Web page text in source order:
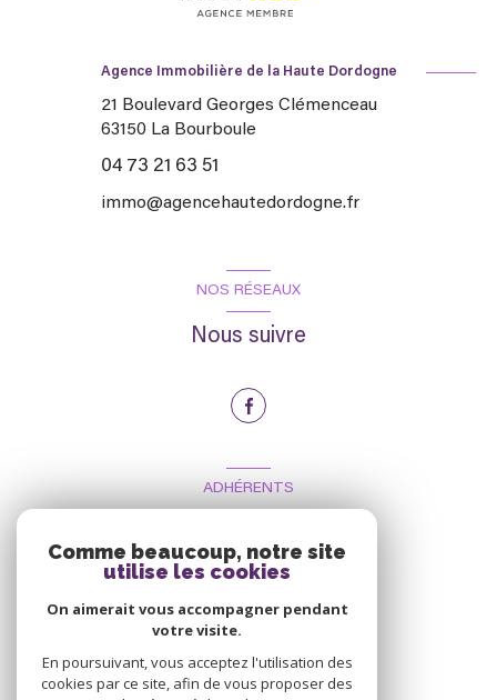
Agence Immobilière de la Haute Dordogne
21 Boulevard Georges Clémenceau
63150 La Bourboule
04 73 21 63 51
immo@agencehautedordogne.fr
NOS RÉSEAUX
Nous suivre
ADHÉRENTS
Comme beaucoup, notre site
utilise les cookies
On aimerait vous accompagner pendant
votre visite.
En poursuivant, vous acceptez l'utilisation des
cookies par ce site, afin de vous proposer des